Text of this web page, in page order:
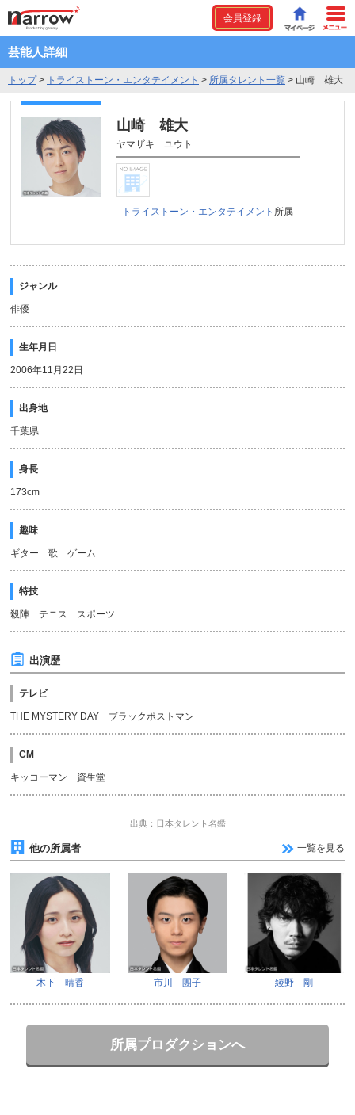
会員登録
芸能人詳細
トップ> トライストーン・エンタテイメント > 所属タレント一覧 > 山崎 雄大
山崎 雄大
ヤマザキ ユウト
トライストーン・エンタテイメント 所属
ジャンル
俳優
生年月日
2006年11月22日
出身地
千葉県
身長
173cm
趣味
ギター 歌 ゲーム
特技
殺陣 テニス スポーツ
出演歴
テレビ
THE MYSTERY DAY ブラックポストマン
CM
キッコーマン 資生堂
出典：日本タレント名鑑
他の所属者 一覧を見る
木下 晴香 市川 團子 綾野 剛
所属プロダクションへ